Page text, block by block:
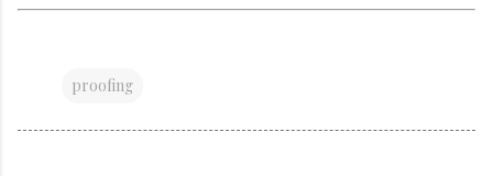
proofing